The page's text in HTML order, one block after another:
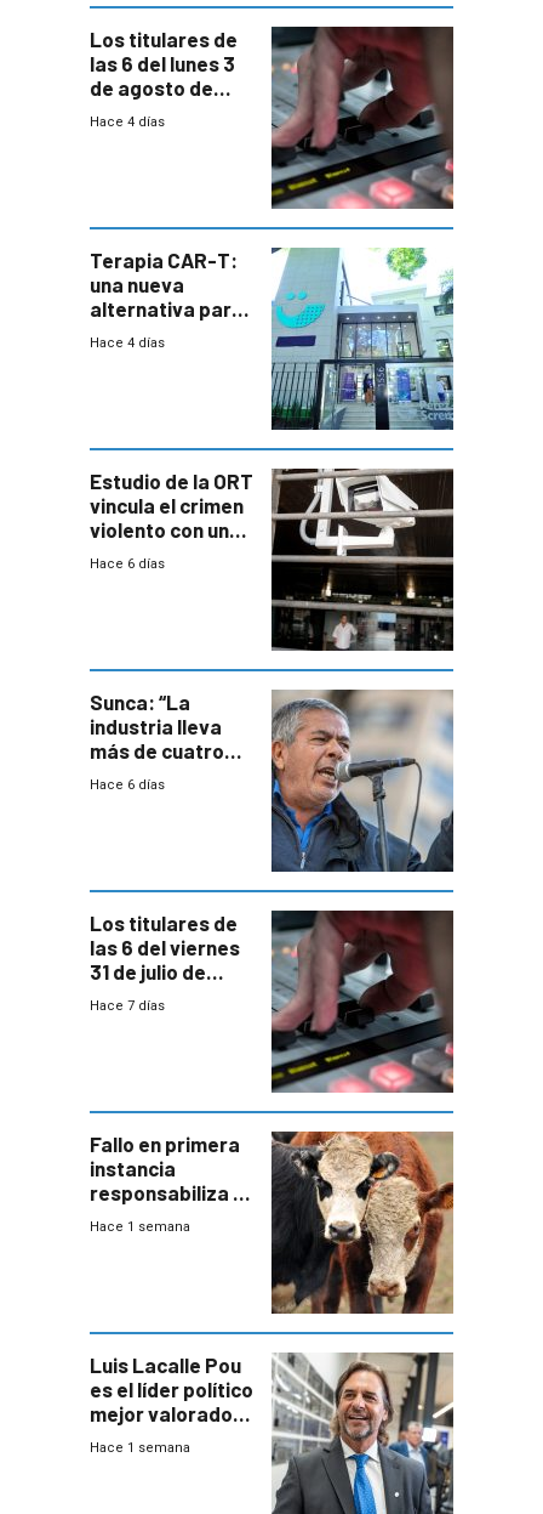
Los titulares de
las 6 del lunes 3
de agosto de
2026
Hace 4 días
Terapia CAR-T:
una nueva
alternativa para
niños y
Hace 4 días
Estudio de la ORT
vincula el crimen
violento con una
menor creación
Hace 6 días
Sunca: “La
industria lleva
más de cuatro
meses sin
Hace 6 días
Los titulares de
las 6 del viernes
31 de julio de
2026
Hace 7 días
Fallo en primera
instancia
responsabiliza al
Estado por falta
Hace 1 semana
Luis Lacalle Pou
es el líder político
mejor valorado
del país, según
Hace 1 semana